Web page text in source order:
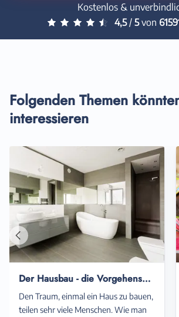
Kostenlos &
4,5/ 5von
Folgenden Themen
interessieren
Der Hausbau - die Vorgehensweise, der Ablauf und wie man ihn angeht
Den Traum, einmal ein Haus zu bauen,
teilen sehr viele Menschen. Wie man
Vorheriger
Artikel